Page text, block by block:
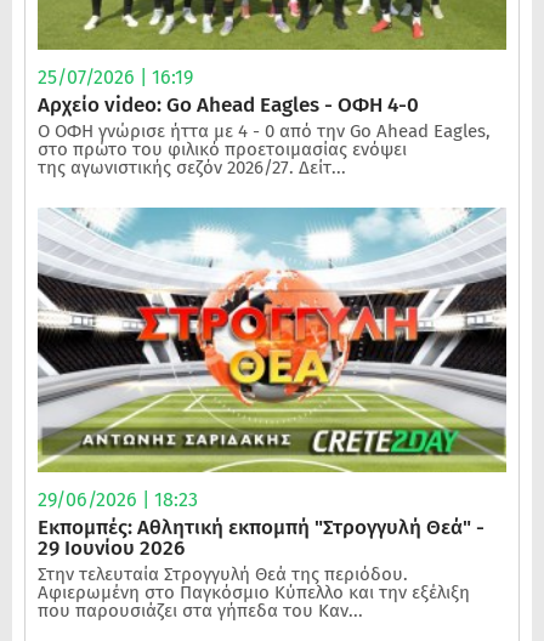
25/07/2026 | 16:19
Αρχείο video: Go Ahead Eagles - ΟΦΗ 4-0
Ο ΟΦΗ γνώρισε ήττα με 4 - 0 από την Go Ahead Eagles,
στο πρώτο του φιλικό προετοιμασίας ενόψει
της αγωνιστικής σεζόν 2026/27. Δείτ...
29/06/2026 | 18:23
Εκπομπές: Αθλητική εκπομπή "Στρογγυλή Θεά" -
29 Ιουνίου 2026
Στην τελευταία Στρογγυλή Θεά της περιόδου.
Αφιερωμένη στο Παγκόσμιο Κύπελλο και την εξέλιξη
που παρουσιάζει στα γήπεδα του Καν...